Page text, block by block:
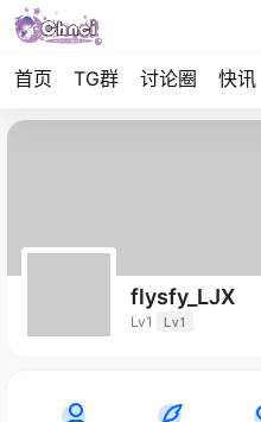
首页 TG群 讨论圈 快讯
flysfy_LJX
Lv1 Lv1